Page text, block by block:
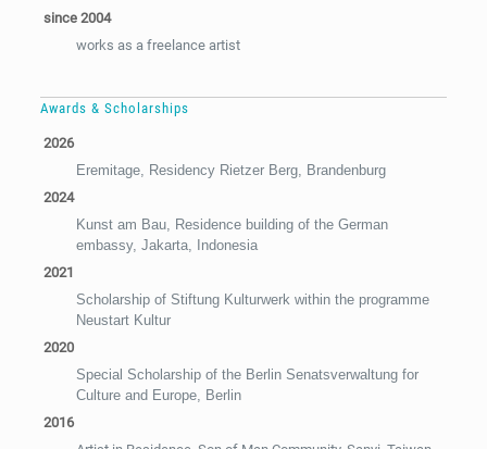
since 2004
works as a freelance artist
Awards & Scholarships
2026
Eremitage, Residency Rietzer Berg, Brandenburg
2024
Kunst am Bau, Residence building of the German
embassy, Jakarta, Indonesia
2021
Scholarship of Stiftung Kulturwerk within the programme
Neustart Kultur
2020
Special Scholarship of the Berlin Senatsverwaltung for
Culture and Europe, Berlin
2016